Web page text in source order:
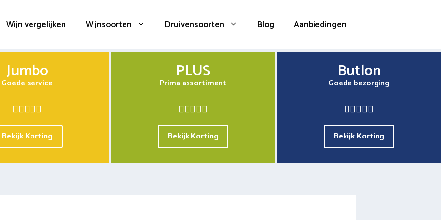
Wijn vergelijken Wijnsoorten Druivensoorten Blog Aanbiedingen
Jumbo
Goede service
Bekijk Korting
PLUS
Prima assortiment
Bekijk Korting
Butlon
Goede bezorging
Bekijk Korting